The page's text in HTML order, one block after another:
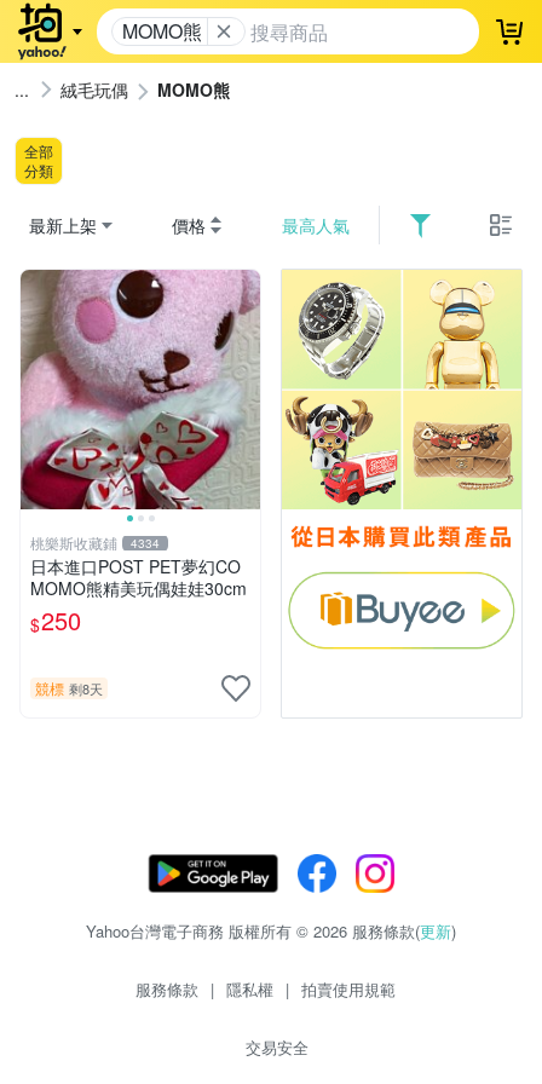
MOMO熊 登
絨毛玩偶 MOMO熊
全部
分類
最新上架 價格 最高人氣
桃樂斯收藏鋪 4334
日本進口POST PET夢幻CO
MOMO熊精美玩偶娃娃30cm
$250
競標 剩8天
Yahoo台灣電子商務 版權所有 © 2026 服務條款(更新)
服務條款 | 隱私權 | 拍賣使用規範
交易安全